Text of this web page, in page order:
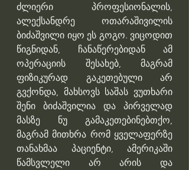
ძლიერი პროფესიონალის,
ალექსანდრე ოთარაშივილის
ბიძაშვილი იყო ეს გოგო. ვიცოდით
წიგნიდან, ჩანაწერებიდან ამ
ოპერაციის შესახებ, მაგრამ
ფიზიკურად გაკეთებული არ
გვქონდა, მახსოვს საშას ვუთხარი
შენი ბიძაშვილია და პირველად
მასზე ნუ გამაკეთებინებთქო,
მაგრამ მითხრა რომ ყველაფერზე
თანახმაა პაციენტი, ამერიკაში
წამსვლელი არ არის და